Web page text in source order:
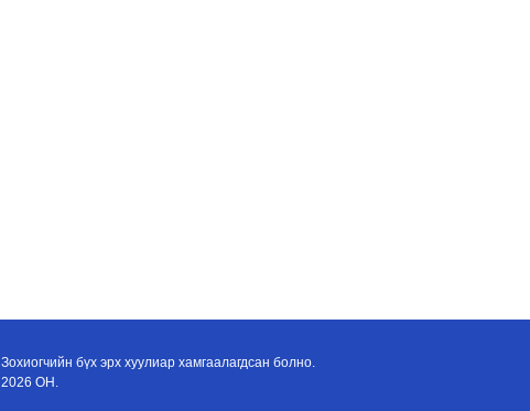
Зохиогчийн бүх эрх хуулиар хамгаалагдсан болно.
2026 ОН.